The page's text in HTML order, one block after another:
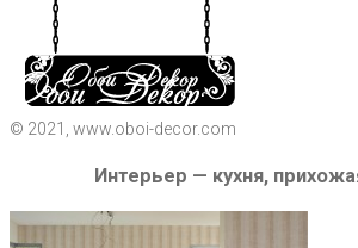
© 2021, www.oboi-decor.com
Интерьер — кухня,